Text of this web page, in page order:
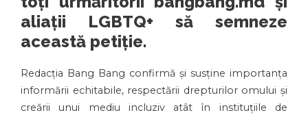
aliații LGBTQ+ să semneze
această petiție.
Redacția Bang Bang confirmă și susține importanța
informării echitabile, respectării drepturilor omului și
creării unui mediu incluziv atât în instituțiile de